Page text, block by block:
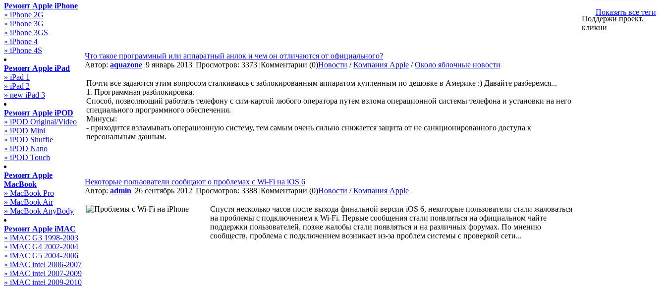
Ремонт Apple iPhone
» iPhone 2G
» iPhone 3G
» iPhone 3GS
» iPhone 4
» iPhone 4S
Ремонт Apple iPad
» iPad 1
» iPad 2
» new iPad 3
Ремонт Apple iPOD
» iPOD Original/Video
» iPOD Mini
» iPOD Shuffle
» iPOD Nano
» iPOD Touch
Ремонт Apple
MacBook
» MacBook Pro
» MacBook Air
» MacBook AnyBody
Ремонт Apple iMAC
» iMAC G3 1998-2003
» iMAC G4 2002-2004
» iMAC G5 2004-2006
» iMAC intel 2006-2007
» iMAC intel 2007-2009
» iMAC intel 2009-2010
Что такое программный или аппаратный анлок и чем он отличаются от официального?
Автор: aquazone |9 январь 2013 |Просмотров: 3373 |Комментарии (0)Новости /Компания Apple /Около яблочные новости
Почти все задаются этим вопросом сталкиваясь с заблокированным аппаратом купленным по дешовке в Америке :) Давайте разберемся...
1. Программная разблокировка.
Способ, позволяющий работать телефону с сим-картой любого оператора путем взлома операционной системы телефона и установки на него
специального программного обеспечения.
Минусы:
- приходится взламывать операционную систему, тем самым очень сильно снижается защита от не санкционированного доступа к
персональным данным.
Некоторые пользователи сообщают о проблемах с Wi-Fi на iOS 6
Автор: admin |26 сентябрь 2012 |Просмотров: 3388 |Комментарии (0)Новости /Компания Apple
Спустя несколько часов после выхода финальной версии iOS 6, некоторые пользователи стали жаловаться
на проблемы с подключением к Wi-Fi. Первые сообщения стали появляться на официальном чайте
поддержки пользователей, позже жалобы стали появляться и на различных форумах. По мнению
сообществ, проблема с подключением возникает из-за проблем системы с проверкой сети...
Показать все теги
Поддержи проект,
кликни